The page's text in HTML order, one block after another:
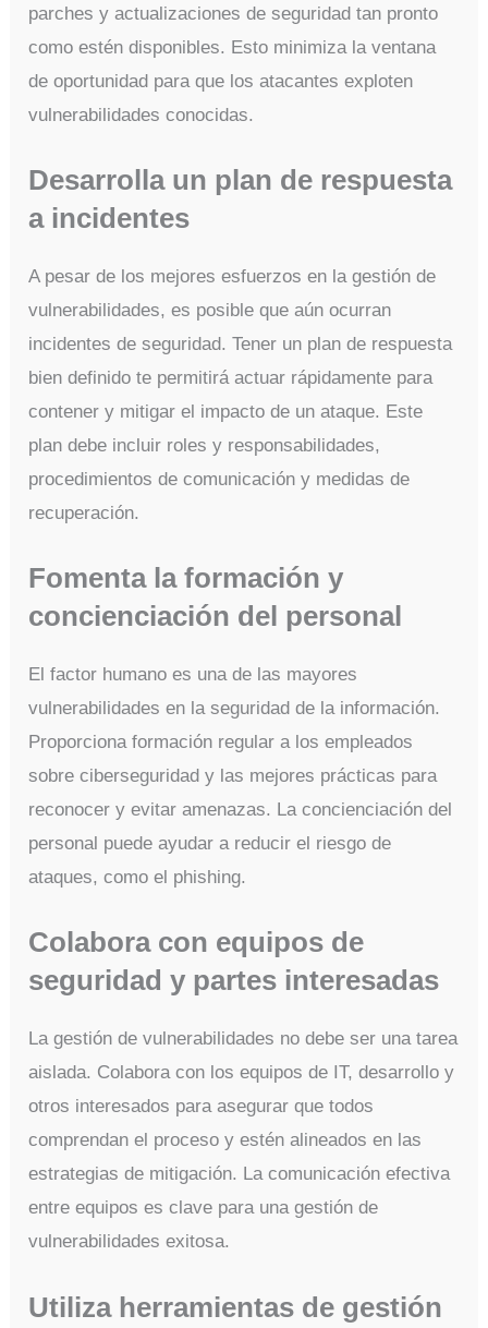
parches y actualizaciones de seguridad tan pronto
como estén disponibles. Esto minimiza la ventana
de oportunidad para que los atacantes exploten
vulnerabilidades conocidas.
Desarrolla un plan de respuesta
a incidentes
A pesar de los mejores esfuerzos en la gestión de
vulnerabilidades, es posible que aún ocurran
incidentes de seguridad. Tener un plan de respuesta
bien definido te permitirá actuar rápidamente para
contener y mitigar el impacto de un ataque. Este
plan debe incluir roles y responsabilidades,
procedimientos de comunicación y medidas de
recuperación.
Fomenta la formación y
concienciación del personal
El factor humano es una de las mayores
vulnerabilidades en la seguridad de la información.
Proporciona formación regular a los empleados
sobre ciberseguridad y las mejores prácticas para
reconocer y evitar amenazas. La concienciación del
personal puede ayudar a reducir el riesgo de
ataques, como el phishing.
Colabora con equipos de
seguridad y partes interesadas
La gestión de vulnerabilidades no debe ser una tarea
aislada. Colabora con los equipos de IT, desarrollo y
otros interesados para asegurar que todos
comprendan el proceso y estén alineados en las
estrategias de mitigación. La comunicación efectiva
entre equipos es clave para una gestión de
vulnerabilidades exitosa.
Utiliza herramientas de gestión